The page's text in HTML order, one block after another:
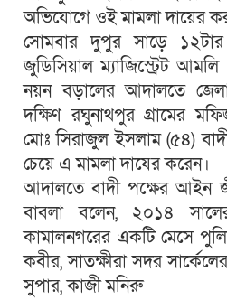
অভিযোগে ওই মামলা দায়ের
সোমবার দুপুর সাড়ে ১২টার
জুডিসিয়াল ম্যাজিস্ট্রেট
নয়ন বড়ালের আদালতে
দক্ষিণ রঘুনাথপুর গ্রামের
মোঃ সিরাজুল ইসলাম (৫৪)
চেয়ে এ মামলা দাযের করেন।
আদালতে বাদী পক্ষের আইন
বাবলা বলেন, ২০১৪
কামালনগরের একটি মেসে
কবীর, সাতক্ষীরা সদর
সুপার, কাজী মনিরু